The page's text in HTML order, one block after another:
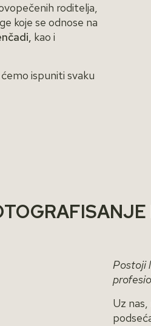
roditelja,
koje se odnose na
kao i
ispuniti svaku
Postoji
Uz